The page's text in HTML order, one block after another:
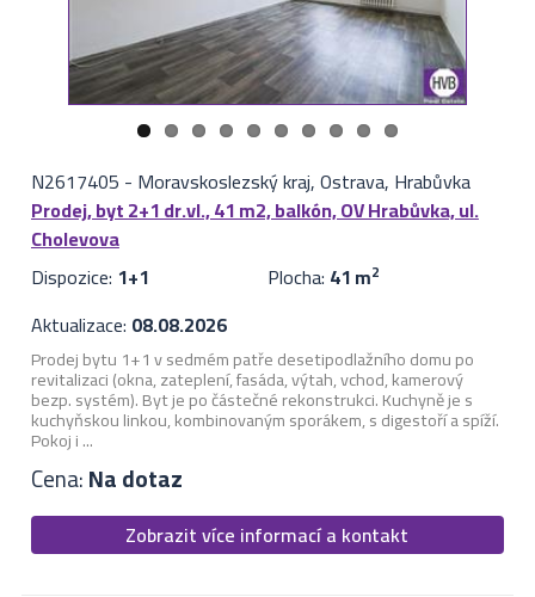
N2617405 - Moravskoslezský kraj, Ostrava, Hrabůvka
Prodej, byt 2+1 dr.vl., 41 m2, balkón, OV Hrabůvka, ul.
Cholevova
Dispozice: 1+1 Plocha: 41 m2
Aktualizace: 08.08.2026
Prodej bytu 1+1 v sedmém patře desetipodlažního domu po
revitalizaci (okna, zateplení, fasáda, výtah, vchod, kamerový
bezp. systém). Byt je po částečné rekonstrukci. Kuchyně je s
kuchyňskou linkou, kombinovaným sporákem, s digestoří a spíží.
Pokoj i ...
Cena:Na dotaz
Zobrazit více informací a kontakt